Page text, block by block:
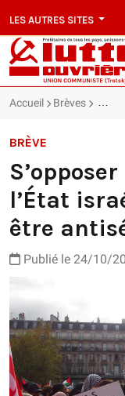
LES AUTRES SITES
Accueil Brèves
BRÈVE
l’État
être
Publié le 24/10/